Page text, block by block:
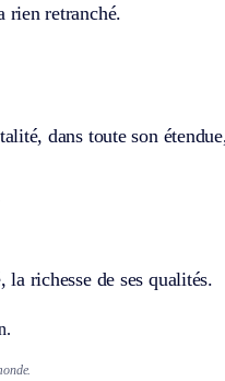
rien retranché.
dans toute son
richesse de ses qualités.